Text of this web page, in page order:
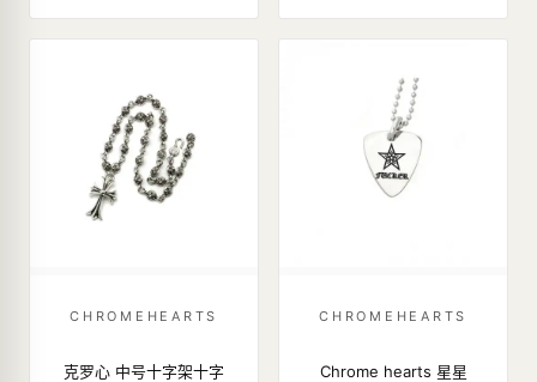
CHROMEHEARTS
克罗心 中号十字架十字
CHROMEHEARTS
Chrome hearts 星星